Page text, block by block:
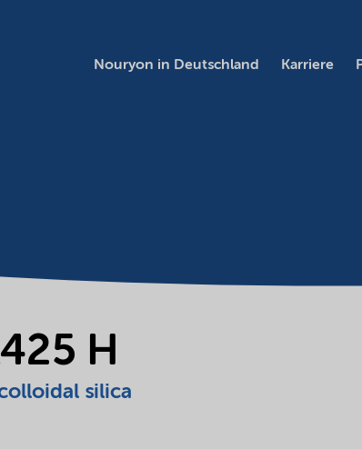
Nouryon in Deutschland Karriere
H
silica